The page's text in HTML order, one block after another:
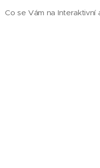
Co se Vám na Interaktivní